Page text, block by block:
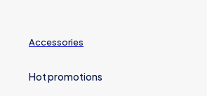
Accessories
Hot promotions